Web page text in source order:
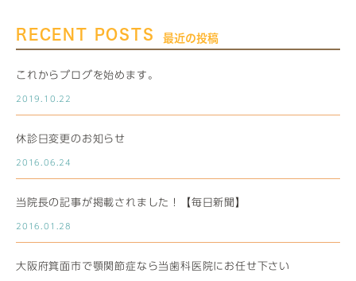
RECENT POSTS 最近の投稿
これからブログを始めます。
2019.10.22
休診日変更のお知らせ
2016.06.24
当院長の記事が掲載されました！【毎日新聞】
2016.01.28
大阪府箕面市で顎関節症なら当歯科医院にお任せ下さい